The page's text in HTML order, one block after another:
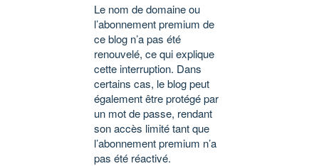
Le nom de domaine ou
l’abonnement premium de
ce blog n’a pas été
renouvelé, ce qui explique
cette interruption. Dans
certains cas, le blog peut
également être protégé par
un mot de passe, rendant
son accès limité tant que
l’abonnement premium n’a
pas été réactivé.